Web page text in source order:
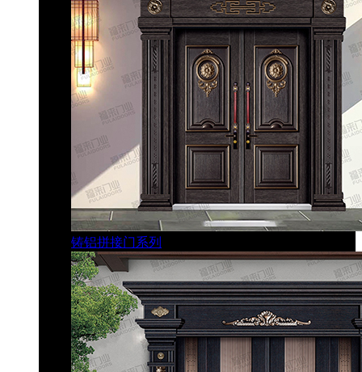
铸铝拼接门系列